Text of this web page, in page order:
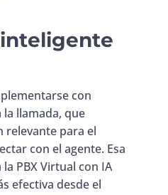
con
llamada, que
para el
con el agente. Esa
PBX Virtual con IA
efectiva desde el